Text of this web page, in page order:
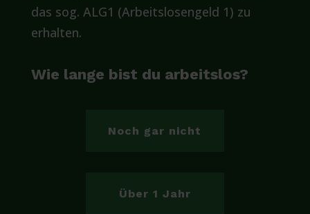
das sog. ALG1 (Arbeitslosengeld 1) zu
erhalten.
Wie lange bist du arbeitslos?
Noch gar nicht
Über 1 Jahr